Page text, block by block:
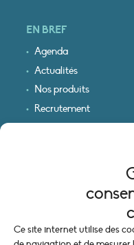
Ce site internet utilise des
EN BREF
Agenda
Actualités
Nos produits
Recrutement
INFORMATIONS
Mentions légales
Politique de cookies